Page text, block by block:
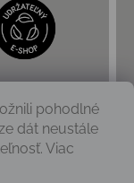
pohodlné
dát neustále
Viac